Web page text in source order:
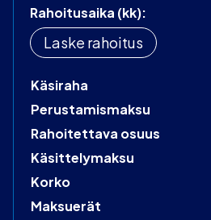
Rahoitusaika (kk):
Laske rahoitus
Käsiraha
Perustamismaksu
Rahoitettava osuus
Käsittelymaksu
Korko
Maksuerät